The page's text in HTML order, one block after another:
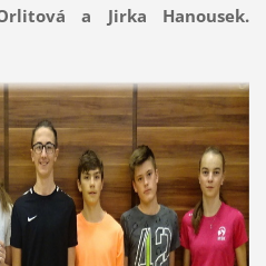
a Jirka Hanousek.